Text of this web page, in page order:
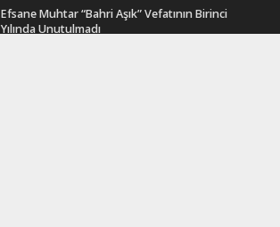
Efsane Muhtar “Bahri Aşık” Vefatının Birinci
Yılında Unutulmadı